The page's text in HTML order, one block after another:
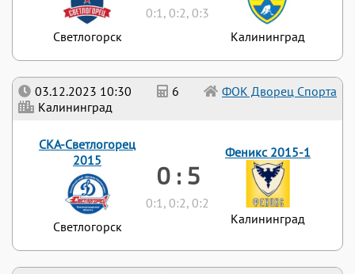
03.12.2023 10:30 6
ФОК Дворец Спорта
Калининград
СКА-Светлогорец
2015
Светлогорск
0 : 5
0:1, 0:2, 0:2
Феникс 2015-1
Калининград
Светлогорск
0:1, 0:2, 0:3
Калининград